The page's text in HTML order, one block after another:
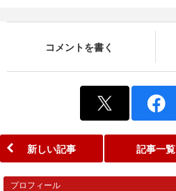
コメントを書く
新しい記事 記事一覧
プロフィール